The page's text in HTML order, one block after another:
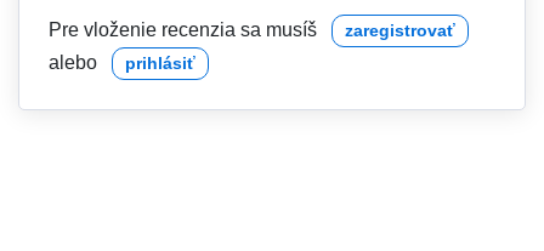
Pre vloženie recenzia sa musíš zaregistrovať
alebo prihlásiť